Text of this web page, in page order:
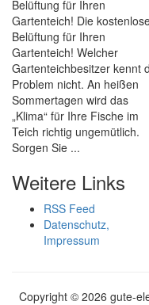
Belüftung für Ihren
Gartenteich! Die
Belüftung für Ihren
Gartenteich! Welcher
Gartenteichbesitzer kennt
Problem nicht. An heißen
Sommertagen wird das
„Klima“ für Ihre Fische im
Teich richtig ungemütlich.
Sorgen Sie ...
Weitere Links
RSS Feed
Datenschutz,
Impressum
Copyright © 2026 gute-